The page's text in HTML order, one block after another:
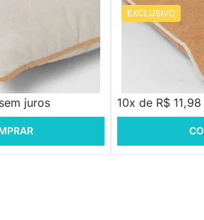
Debrun Caramelo -
juros
EXCLUSIVO
Almofada
10x de R$